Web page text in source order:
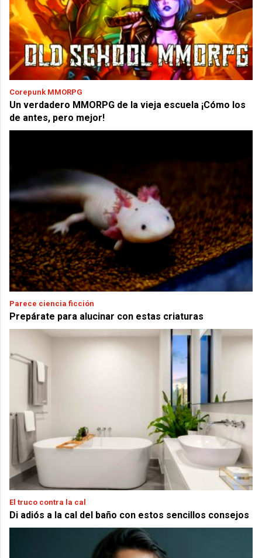
Corepunk MMORPG
Un verdadero MMORPG de la vieja escuela ¡Cómo los
de antes, pero mejor!
Parece ciencia ficción
Prepárate para alucinar con estas criaturas
El truco contra la cal
Di adiós a la cal del baño con estos sencillos consejos